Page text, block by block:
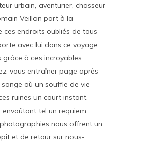
urbain, aventurier, chasseur
Veillon part à la
ces endroits oubliés de tous
avec lui dans ce voyage
à ces incroyables
vous entraîner page après
où un souffle de vie
ruines un court instant.
tel un requiem
nous offrent un
et de retour sur nous-